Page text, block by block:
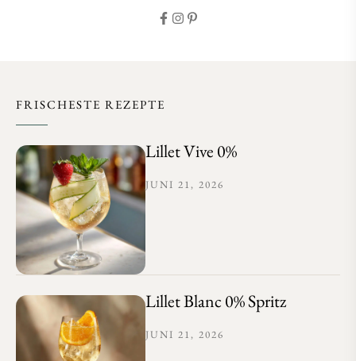
FRISCHESTE REZEPTE
Lillet Vive 0%
JUNI 21, 2026
Lillet Blanc 0% Spritz
JUNI 21, 2026